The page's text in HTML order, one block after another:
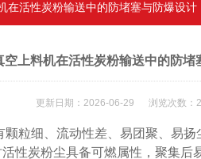
在活性炭粉输送中的防堵塞与防爆设计
空上料机在活性炭粉输送中的防堵
更新日期：2026-06-29 浏览次数：
细、流动性差、易团聚、易扬
性炭粉尘具备可燃属性，聚集